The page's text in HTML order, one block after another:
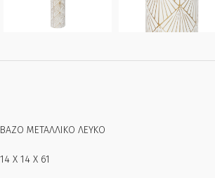
ΒΑΖΟ ΜΕΤΑΛΛΙΚΟ ΛΕΥΚΟ
14 Χ 14 Χ 61